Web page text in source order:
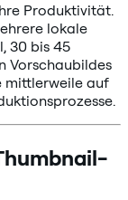
Produktivität.
lokale
30 bis 45
Vorschaubildes
mittlerweile auf